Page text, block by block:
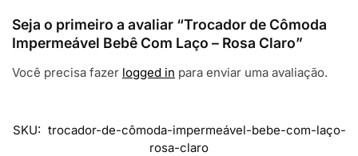
Seja o primeiro a avaliar “Trocador de Cômoda
Impermeável Bebê Com Laço – Rosa Claro”
Você precisa fazer logged in para enviar uma avaliação.
SKU: trocador-de-cômoda-impermeável-bebe-com-laço-
rosa-claro